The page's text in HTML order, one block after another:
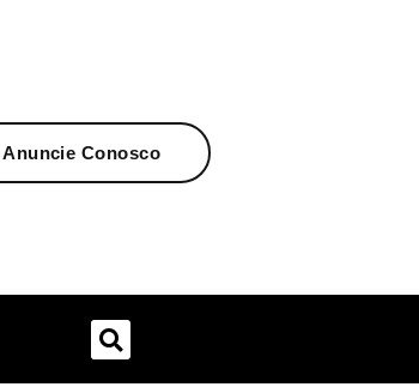
Anuncie Conosco